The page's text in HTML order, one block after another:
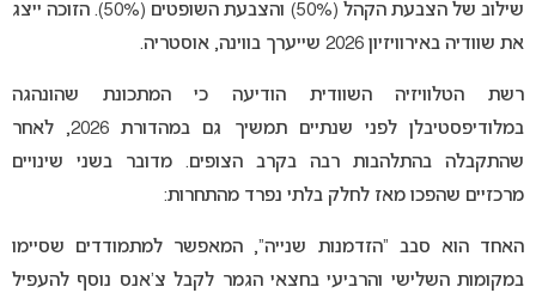
שילוב של הצבעת הקהל (50%) והצבעת השופטים (50%). הזוכה ייצג
את שוודיה באירוויזיון 2026 שייערך בווינה, אוסטריה.
רשת הטלוויזיה השוודית הודיעה כי המתכונת שהונהגה
במלודיפסטיבלן לפני שנתיים תמשיך גם במהדורת 2026, לאחר
שהתקבלה בהתלהבות רבה בקרב הצופים. מדובר בשני שינויים
מרכזיים שהפכו מאז לחלק בלתי נפרד מהתחרות:
האחד הוא סבב “הזדמנות שנייה”, המאפשר למתמודדים שסיימו
במקומות השלישי והרביעי בחצאי הגמר לקבל צ’אנס נוסף להעפיל